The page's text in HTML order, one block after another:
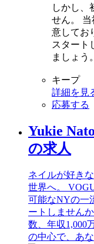
しかし、
せん。 当
意してお
スタート
ましょう。
キープ
詳細を見
応募する
Yukie
の求人
ネイルが好き
世界へ。
可能なNYの一
ートしません
数、年収
の中心で、あ